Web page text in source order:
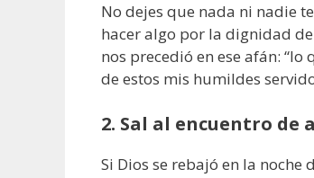
No dejes que nada ni nadie
hacer algo por la dignidad
nos precedió en ese afán: “lo
de estos mis humildes
2. Sal al encuentro de
Si Dios se rebajó en la noche